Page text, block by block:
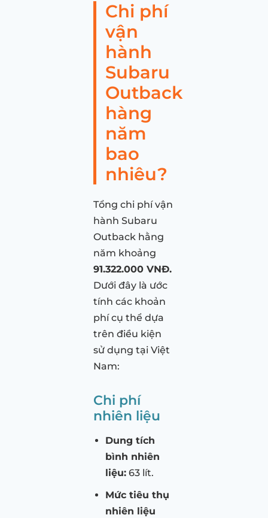
Chi phí
vận
hành
Subaru
Outback
hàng
năm
bao
nhiêu?
Tổng chi phí vận
hành Subaru
Outback hằng
năm khoảng
91.322.000 VNĐ.
Dưới đây là ước
tính các khoản
phí cụ thể dựa
trên điều kiện
sử dụng tại Việt
Nam:
Chi phí
nhiên liệu
Dung tích
bình nhiên
liệu: 63 lít.
Mức tiêu thụ
nhiên liệu